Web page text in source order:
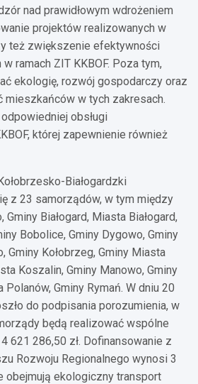
nad prawidłowym wdrożeniem
projektów realizowanych w
też zwiększenie efektywności
ramach ZIT KKBOF. Poza tym,
ekologię, rozwój gospodarczy oraz
mieszkańców w tych zakresach.
obsługi
której zapewnienie również
Białogardzki
z 23 samorządów, w tym między
Gminy Białogard, Miasta Białogard,
Bobolice, Gminy Dygowo, Gminy
Gminy Kołobrzeg, Gminy Miasta
Koszalin, Gminy Manowo, Gminy
Gminy Rymań. W dniu 20
do podpisania porozumienia, w
będą realizować wspólne
621 286,50 zł. Dofinansowanie z
Rozwoju Regionalnego wynosi 3
obejmują ekologiczny transport